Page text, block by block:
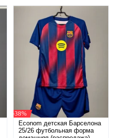
-38%
Econom детская Барселона
25/26 футбольная форма